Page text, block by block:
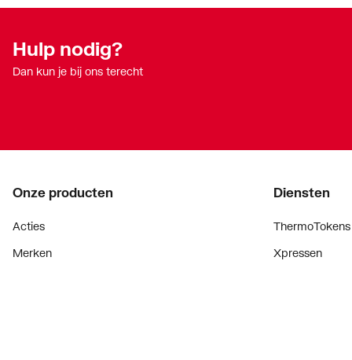
Hulp nodig?
Dan kun je bij ons terecht
Onze producten
Acties
Merken
Diensten
ThermoTokens
Xpressen